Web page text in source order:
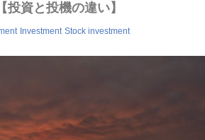
投資と投機の違い】
Investment Stock investment